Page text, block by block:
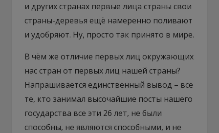
и других странах первые лица страны свои
страны-деревья ещё намеренно поливают
и удобряют. Ну, просто так принято в мире.
В чём же отличие первых лиц окружающих
нас стран от первых лиц нашей страны?
Напрашивается единственный вывод – все
те, кто занимал высочайшие посты нашего
государства все эти 26 лет, не были
способны, не являются способными, и не